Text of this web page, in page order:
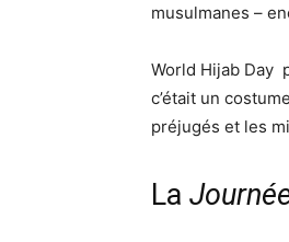
musulmanes –
World Hijab Day
c’était un
préjugés et les
La